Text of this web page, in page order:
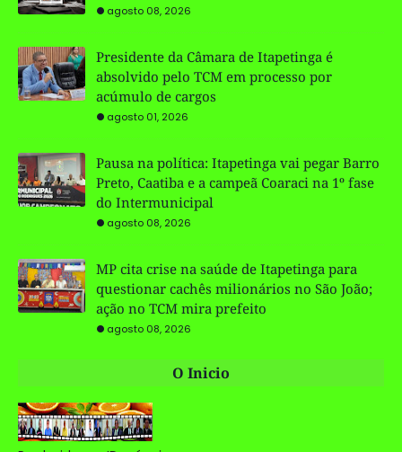
agosto 08, 2026
Presidente da Câmara de Itapetinga é
absolvido pelo TCM em processo por
acúmulo de cargos
agosto 01, 2026
Pausa na política: Itapetinga vai pegar Barro
Preto, Caatiba e a campeã Coaraci na 1º fase
do Intermunicipal
agosto 08, 2026
MP cita crise na saúde de Itapetinga para
questionar cachês milionários no São João;
ação no TCM mira prefeito
agosto 08, 2026
O Inicio